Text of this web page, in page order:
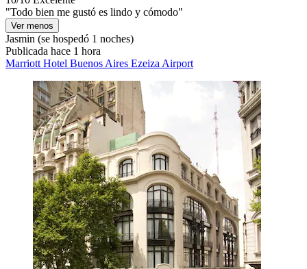
"Todo bien me gustó es lindo y cómodo"
Ver menos
Jasmin (se hospedó 1 noches)
Publicada hace 1 hora
Marriott Hotel Buenos Aires Ezeiza Airport